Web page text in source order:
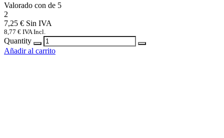
Valorado con de 5
2
7,25 €
8,77 € IVA Incl.
Quantity
Añadir al carrito